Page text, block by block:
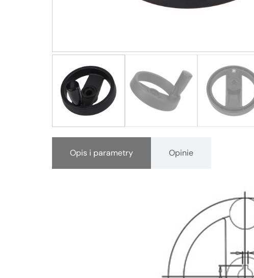
Opis i parametry Opinie